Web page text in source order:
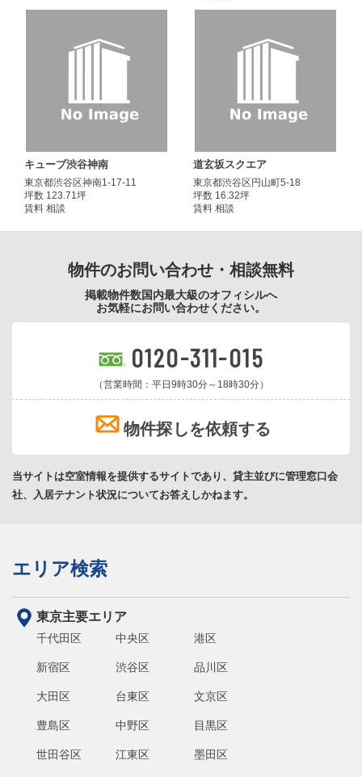
キューブ渋谷神南
東京都渋谷区神南1-17-11
坪数 123.71坪
賃料 相談
道玄坂スクエア
東京都渋谷区円山町5-18
坪数 16.32坪
賃料 相談
物件のお問い合わせ・相談無料
掲載物件数国内最大級のオフィシルへ
お気軽にお問い合わせください。
0120-311-015
（営業時間：平日9時30分～18時30分）
物件探しを依頼する
当サイトは空室情報を提供するサイトであり、貸主並びに管理窓口会
社、入居テナント状況についてお答えしかねます。
エリア検索
東京主要エリア
千代田区 中央区 港区
新宿区 渋谷区 品川区
大田区 台東区 文京区
豊島区 中野区 目黒区
世田谷区 江東区 墨田区